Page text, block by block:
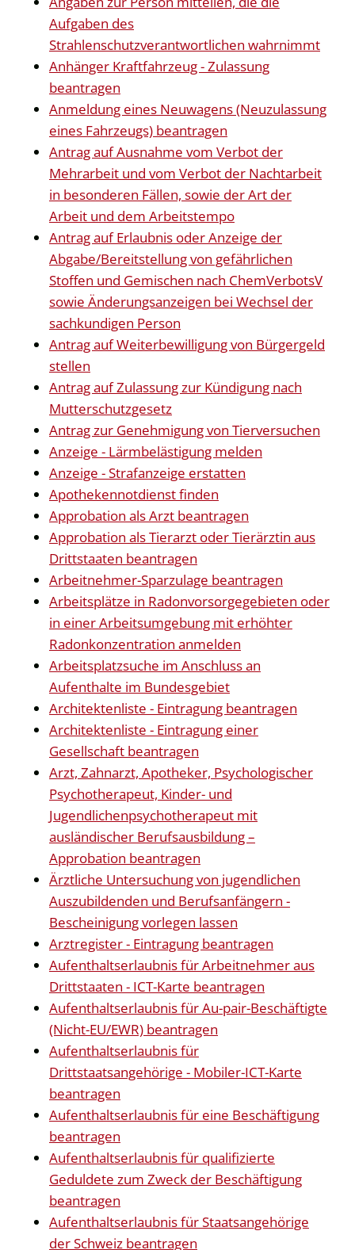
Aufgaben des
Strahlenschutzverantwortlichen wahrnimmt
Anhänger Kraftfahrzeug - Zulassung
beantragen
Anmeldung eines Neuwagens (Neuzulassung
eines Fahrzeugs) beantragen
Antrag auf Ausnahme vom Verbot der
Mehrarbeit und vom Verbot der Nachtarbeit
in besonderen Fällen, sowie der Art der
Arbeit und dem Arbeitstempo
Antrag auf Erlaubnis oder Anzeige der
Abgabe/Bereitstellung von gefährlichen
Stoffen und Gemischen nach ChemVerbotsV
sowie Änderungsanzeigen bei Wechsel der
sachkundigen Person
Antrag auf Weiterbewilligung von Bürgergeld
stellen
Antrag auf Zulassung zur Kündigung nach
Mutterschutzgesetz
Antrag zur Genehmigung von Tierversuchen
Anzeige - Lärmbelästigung melden
Anzeige - Strafanzeige erstatten
Apothekennotdienst finden
Approbation als Arzt beantragen
Approbation als Tierarzt oder Tierärztin aus
Drittstaaten beantragen
Arbeitnehmer-Sparzulage beantragen
Arbeitsplätze in Radonvorsorgegebieten oder
in einer Arbeitsumgebung mit erhöhter
Radonkonzentration anmelden
Arbeitsplatzsuche im Anschluss an
Aufenthalte im Bundesgebiet
Architektenliste - Eintragung beantragen
Architektenliste - Eintragung einer
Gesellschaft beantragen
Arzt, Zahnarzt, Apotheker, Psychologischer
Psychotherapeut, Kinder- und
Jugendlichenpsychotherapeut mit
ausländischer Berufsausbildung –
Approbation beantragen
Ärztliche Untersuchung von jugendlichen
Auszubildenden und Berufsanfängern -
Bescheinigung vorlegen lassen
Arztregister - Eintragung beantragen
Aufenthaltserlaubnis für Arbeitnehmer aus
Drittstaaten - ICT-Karte beantragen
Aufenthaltserlaubnis für Au-pair-Beschäftigte
(Nicht-EU/EWR) beantragen
Aufenthaltserlaubnis für
Drittstaatsangehörige - Mobiler-ICT-Karte
beantragen
Aufenthaltserlaubnis für eine Beschäftigung
beantragen
Aufenthaltserlaubnis für qualifizierte
Geduldete zum Zweck der Beschäftigung
beantragen
Aufenthaltserlaubnis für Staatsangehörige
der Schweiz beantragen